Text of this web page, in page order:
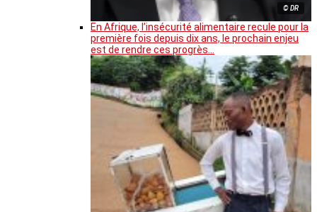
© DR
En Afrique, l’insécurité alimentaire recule pour la
première fois depuis dix ans, le prochain enjeu
est de rendre ces progrès…